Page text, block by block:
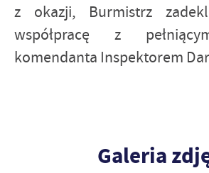
z okazji, Burmistrz
współpracę z
komendanta Inspektorem
Galeria